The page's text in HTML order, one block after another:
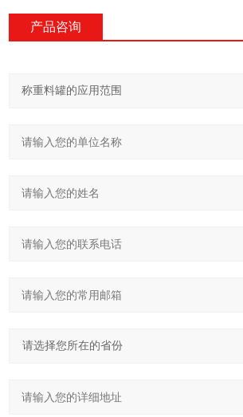
产品咨询